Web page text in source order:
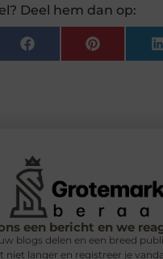
Deel hem dan op:
FacebookPinterest
een bericht en we
blogs delen en een breed
niet langer en registreer je